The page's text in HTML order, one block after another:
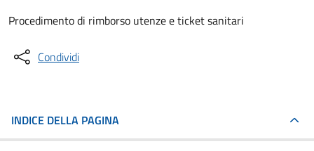
Procedimento di rimborso utenze e ticket sanitari
Condividi
INDICE DELLA PAGINA